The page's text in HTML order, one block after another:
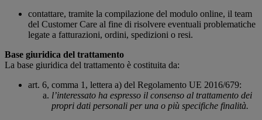
contattare, tramite la compilazione del modulo online, il team
del Customer Care al fine di risolvere eventuali problematiche
legate a fatturazioni, ordini, spedizioni o resi.
Base giuridica del trattamento
La base giuridica del trattamento è costituita da:
art. 6, comma 1, lettera a) del Regolamento UE 2016/679:
l’interessato ha espresso il consenso al trattamento dei
propri dati personali per una o più specifiche finalità.